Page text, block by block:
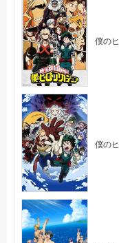
僕の
僕の